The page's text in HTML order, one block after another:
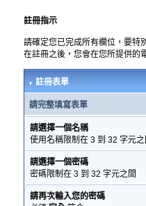
註冊指示
請確定您已完成所有欄位，要特
在註冊之後，您會在您所提供的
註冊表單
請完整填寫表單
請選擇一個名稱
使用名稱限制在 3 到 32 字元之
請選擇一個密碼
密碼限制在 3 到 32 字元之間
請再次輸入您的密碼